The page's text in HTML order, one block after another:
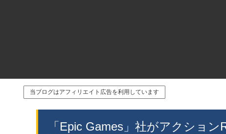
当ブログはアフィリエイト広告を利用しています
「Epic Games」社がアクショ